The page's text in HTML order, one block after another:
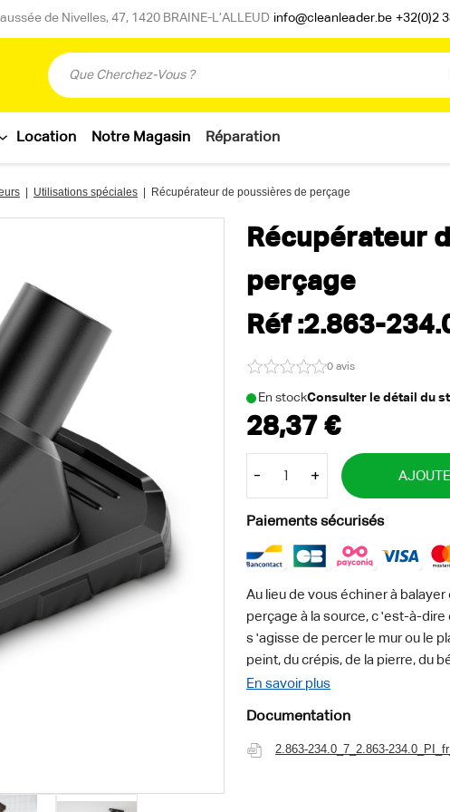
de Nivelles, 47, 1420 BRAINE-L’ALLEUD info@cleanleader.be +32(0)2
| Utilisations spéciales | Récupérateur de poussières de perçage
Récupérateur
perçage
Réf :2.863-
0 avis
En stockConsulter le détail du
- +
Paiements sécurisés
Au lieu de vous échiner à
perçage à la source, c 'est-à-dire
s 'agisse de percer le mur ou le
peint, du crépis, de la pierre, du
compartiments et à son joint en
vous pouvez ainsi facilement
En savoir plus
Documentation
2.863-234.0_7_2.863-
Location Notre Magasin Réparation